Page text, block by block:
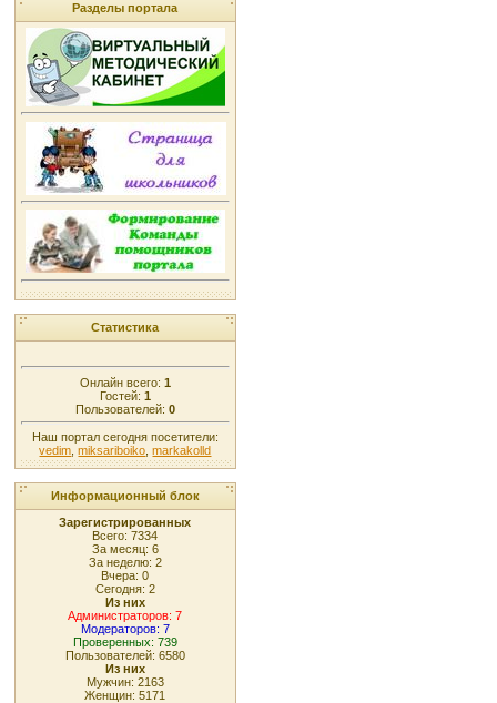
Разделы портала
Статистика
Онлайн всего: 1
Гостей: 1
Пользователей: 0
Наш портал сегодня посетители:
vedim ,miksariboiko ,markakolld
Информационный блок
Зарегистрированных
Всего: 7334
За месяц: 6
За неделю: 2
Вчера: 0
Сегодня: 2
Из них
Администраторов: 7
Модераторов: 7
Проверенных: 739
Пользователей: 6580
Из них
Мужчин: 2163
Женщин: 5171